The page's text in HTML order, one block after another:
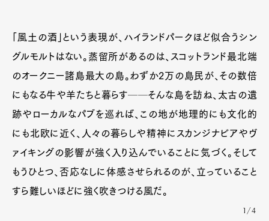
「風土の酒」という表現が、ハイランドパークほど似合うシン
グルモルトはない。蒸留所があるのは、スコットランド最北端
のオークニー諸島最大の島。わずか2万の島民が、その数倍
にもなる牛や羊たちと暮らす──そんな島を訪ね、太古の遺
跡やローカルなパブを巡れば、この地が地理的にも文化的
にも北欧に近く、人々の暮らしや精神にスカンジナビアやヴ
ァイキングの影響が強く入り込んでいることに気づく。そして
もうひとつ、否応なしに体感させられるのが、立っていること
すら難しいほどに強く吹きつける風だ。
1/4